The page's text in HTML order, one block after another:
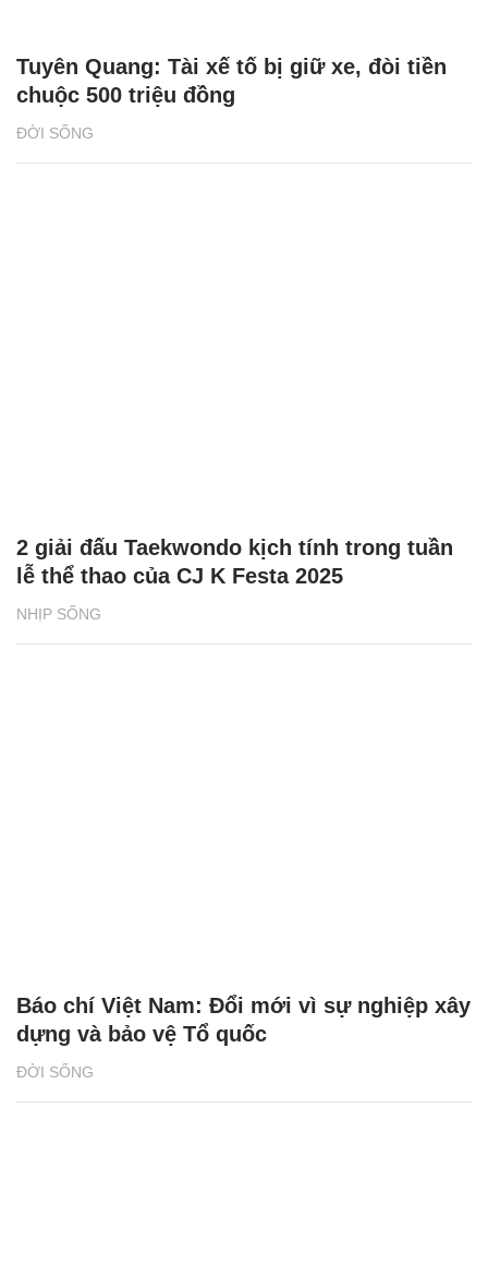
ĐỜI SỐNG
Tuyên Quang: Tài xế tố bị giữ xe, đòi tiền
chuộc 500 triệu đồng
NHỊP SỐNG
2 giải đấu Taekwondo kịch tính trong tuần
lễ thể thao của CJ K Festa 2025
ĐỜI SỐNG
Báo chí Việt Nam: Đổi mới vì sự nghiệp xây
dựng và bảo vệ Tổ quốc